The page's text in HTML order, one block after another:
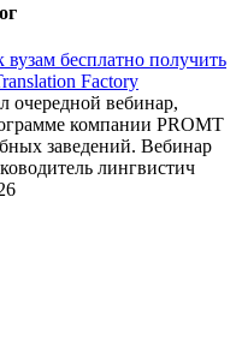
бесплатно получить
Factory
очередной вебинар,
компании PROMT
заведений. Вебинар
лингвистич